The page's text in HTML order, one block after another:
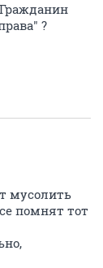
?
мусолить
помнят тот